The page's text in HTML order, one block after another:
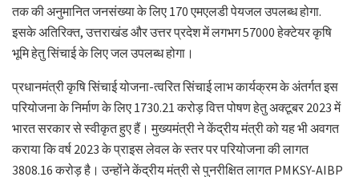
तक की अनुमानित जनसंख्या के लिए 170 एमएलडी पेयजल उपलब्ध होगा.
इसके अतिरिक्त, उत्तराखंड और उत्तर प्रदेश में लगभग 57000 हेक्टेयर कृषि
भूमि हेतु सिंचाई के लिए जल उपलब्ध होगा।
प्रधानमंत्री कृषि सिंचाई योजना-त्वरित सिंचाई लाभ कार्यक्रम के अंतर्गत इस
परियोजना के निर्माण के लिए 1730.21 करोड़ वित्त पोषण हेतु अक्टूबर 2023 में
भारत सरकार से स्वीकृत हुए हैं। मुख्यमंत्री ने केंद्रीय मंत्री को यह भी अवगत
कराया कि वर्ष 2023 के प्राइस लेवल के स्तर पर परियोजना की लागत
3808.16 करोड़ है। उन्होंने केंद्रीय मंत्री से पुनरीक्षित लागत PMKSY-AIBP